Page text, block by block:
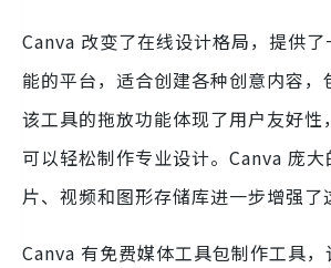
Canva 改变了在线设计格局，提供
能的平台，适合创建各种创意内容，
该工具的拖放功能体现了用户友好性
可以轻松制作专业设计。Canva 庞
片、视频和图形存储库进一步增强了
Canva 有免费媒体工具包制作工具